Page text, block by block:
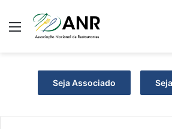
Menu
Seja Associado